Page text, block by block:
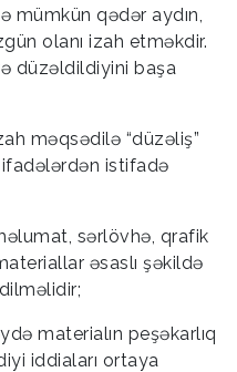
mümkün qədər aydın,
olanı izah etməkdir.
düzəldildiyini başa
məqsədilə “düzəliş”
ifadələrdən istifadə
sərlövhə, qrafik
əsaslı şəkildə
materialın peşəkarlıq
iddiaları ortaya